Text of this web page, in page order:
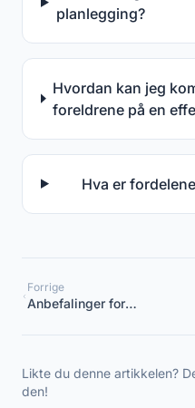
planlegging?
Hvordan kan jeg
foreldrene på en
Hva er
Forrige
Anbefalinger for
Likte du denne artikkelen?
den!